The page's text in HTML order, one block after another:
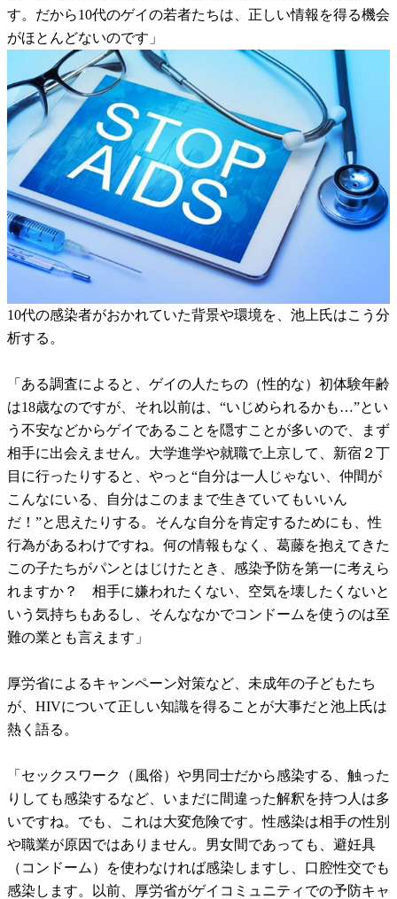
す。だから10代のゲイの若者たちは、正しい情報を得る機会
がほとんどないのです」
10代の感染者がおかれていた背景や環境を、池上氏はこう分
析する。
「ある調査によると、ゲイの人たちの（性的な）初体験年齢
は18歳なのですが、それ以前は、“いじめられるかも…”とい
う不安などからゲイであることを隠すことが多いので、まず
相手に出会えません。大学進学や就職で上京して、新宿２丁
目に行ったりすると、やっと“自分は一人じゃない、仲間が
こんなにいる、自分はこのままで生きていてもいいん
だ！”と思えたりする。そんな自分を肯定するためにも、性
行為があるわけですね。何の情報もなく、葛藤を抱えてきた
この子たちがパンとはじけたとき、感染予防を第一に考えら
れますか？ 相手に嫌われたくない、空気を壊したくないと
いう気持ちもあるし、そんななかでコンドームを使うのは至
難の業とも言えます」
厚労省によるキャンペーン対策など、未成年の子どもたち
が、HIVについて正しい知識を得ることが大事だと池上氏は
熱く語る。
「セックスワーク（風俗）や男同士だから感染する、触った
りしても感染するなど、いまだに間違った解釈を持つ人は多
いですね。でも、これは大変危険です。性感染は相手の性別
や職業が原因ではありません。男女間であっても、避妊具
（コンドーム）を使わなければ感染しますし、口腔性交でも
感染します。以前、厚労省がゲイコミュニティでの予防キャ